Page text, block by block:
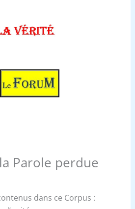
Parole perdue
dans ce Corpus :